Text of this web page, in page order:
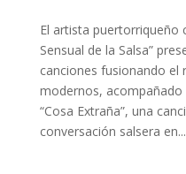
El artista puertorriqueño
Sensual de la Salsa”
canciones fusionando
modernos,
“Cosa Extraña”, una
conversación salsera en...